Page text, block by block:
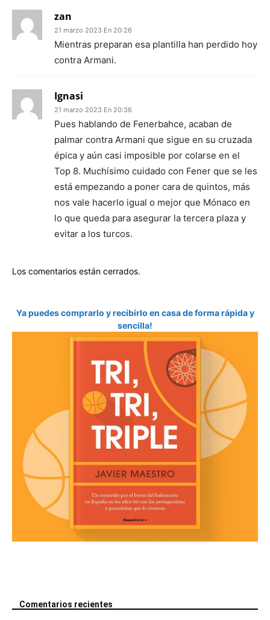
zan
21 marzo 2023 En 20:26
Mientras preparan esa plantilla han perdido hoy
contra Armani.
Ignasi
21 marzo 2023 En 20:36
Pues hablando de Fenerbahce, acaban de
palmar contra Armani que sigue en su cruzada
épica y aún casi imposible por colarse en el
Top 8. Muchísimo cuidado con Fener que se les
está empezando a poner cara de quintos, más
nos vale hacerlo igual o mejor que Mónaco en
lo que queda para asegurar la tercera plaza y
evitar a los turcos.
Los comentarios están cerrados.
Ya puedes comprarlo y recibirlo en casa de forma rápida y
sencilla!
Comentarios recientes